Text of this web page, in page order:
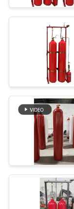
ΠΟΙΟΤΙΚΌΣ
ΈΛΕΓΧΟΣ
ΖΗΤΉΣΤΕ
ΈΝΑ
SITEMAP